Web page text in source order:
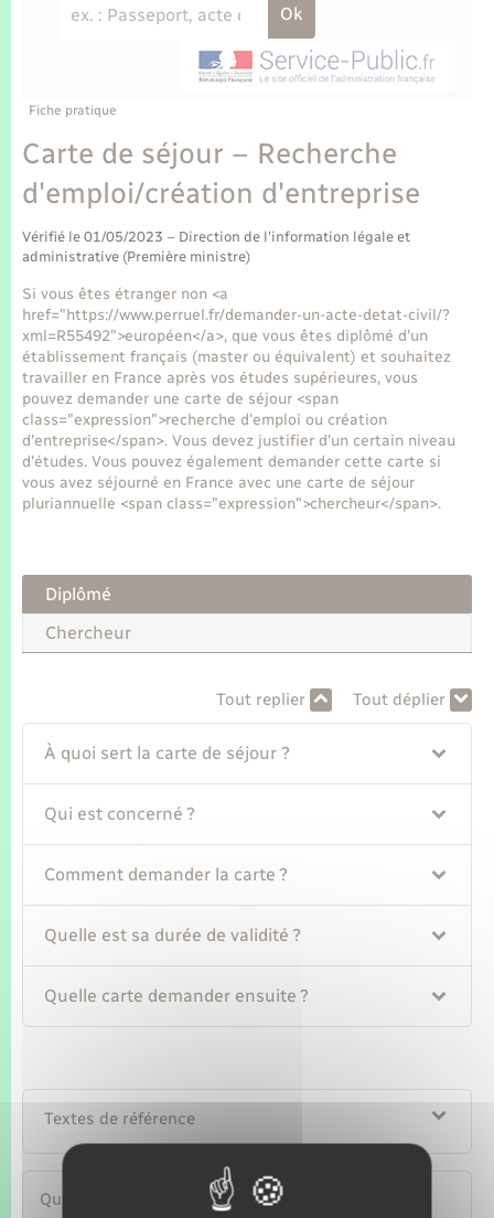
Etat-civil - Papiers - Citoyenneté
Parrainage civil
Loisirs
Nouvel habitant
Numérique
Organisation d’événement
Sécurité - Prévention
Seniors
Transports scolaires
Voirie et espace public
Travaux - Autorisation d’occupation de l’espace
Plan interactif
Présentation de la commune
Publications
La Communauté de communes
Fiche pratique
Carte de séjour – Recherche
d'emploi/création d'entreprise
Vérifié le 01/05/2023 – Direction de l'information légale et
administrative (Première ministre)
Si vous êtes étranger non <a
href="https://www.perruel.fr/demander-un-acte-detat-civil/?
xml=R55492">européen</a>, que vous êtes diplômé d'un
établissement français (master ou équivalent) et souhaitez
travailler en France après vos études supérieures, vous
pouvez demander une carte de séjour <span
class="expression">recherche d'emploi ou création
d'entreprise</span>. Vous devez justifier d'un certain niveau
d'études. Vous pouvez également demander cette carte si
vous avez séjourné en France avec une carte de séjour
pluriannuelle <span class="expression">chercheur</span>.
Diplômé
Chercheur
Tout replier Tout déplier
À quoi sert la carte de séjour ?
Qui est concerné ?
Comment demander la carte ?
Quelle est sa durée de validité ?
Quelle carte demander ensuite ?
Textes de référence
Questions ? Réponses !